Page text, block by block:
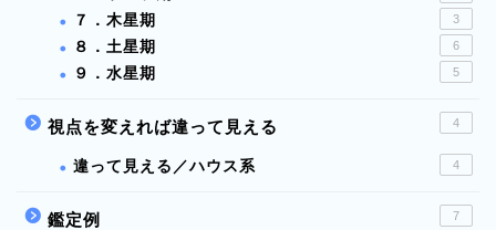
７．木星期 3
８．土星期 6
９．水星期 5
視点を変えれば違って見える 4
違って見える／ハウス系 4
鑑定例 7